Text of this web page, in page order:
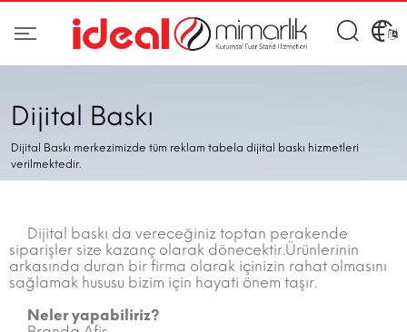
Dijital Baskı
Dijital Baskı merkezimizde tüm reklam tabela dijital baskı hizmetleri
verilmektedir.
Dijital baskı da vereceğiniz toptan perakende
siparişler size kazanç olarak dönecektir.Ürünlerinin
arkasında duran bir firma olarak içinizin rahat olmasını
sağlamak hususu bizim için hayati önem taşır.
Neler yapabiliriz?